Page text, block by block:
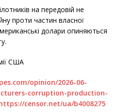
на передовій не
проти частин власної
долари опиняються
США
opinion/2026-06-
corruption-production-
censor.net/ua/b4008275